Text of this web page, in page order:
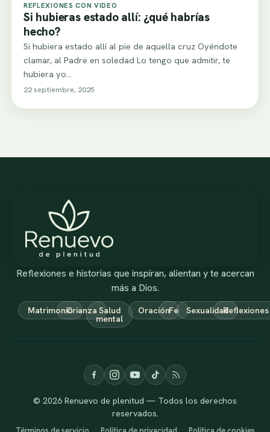
REFLEXIONES CON VIDEO
Si hubieras estado allí: ¿qué habrías
hecho?
Si hubiera estado allí al pie de aquella cruz Oyéndote
clamar, al Padre en soledad Lo tengo que admitir, te
hubiera yo…
22 septiembre, 2025
Reflexiones e historias que inspiran, alientan y te acercan
más a Dios.
MatrimonioCrianza Salud
mental
OraciónFe SexualidadReflexiones
© 2026 Renuevo de plenitud — Todos los derechos
reservados.